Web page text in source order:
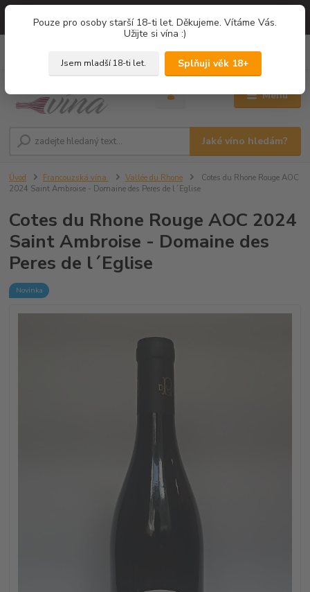
===
Pouze pro osoby starší 18-ti let. Děkujeme. Vítáme Vás.
Užijte si vína :)
Jsem mladší 18-ti let. Splňuji věk 18+
Menu
Jaké víno hledám?
0,00 Kč
Úvod Francouzská vína Vallée du Rhone
Cotes du Rhone Rouge AOC
2024 Saint Ambroise - Domaine des Peres de l´Eglise
Cotes du Rhone Rouge AOC 2024
Saint Ambroise - Domaine des
Peres de l´Eglise
Novinka